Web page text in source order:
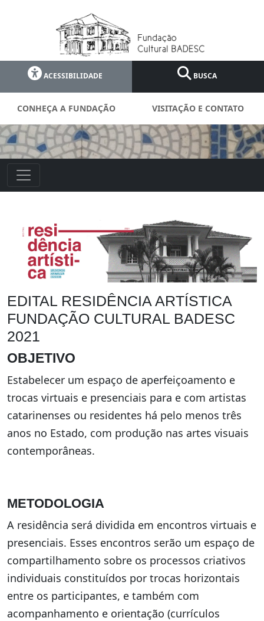
ACESSIBILIDADE BUSCA
CONHEÇA A FUNDAÇÃO VISITAÇÃO E CONTATO
EDITAL RESIDÊNCIA ARTÍSTICA
FUNDAÇÃO CULTURAL BADESC
2021
OBJETIVO
Estabelecer um espaço de aperfeiçoamento e
trocas virtuais e presenciais para e com artistas
catarinenses ou residentes há pelo menos três
anos no Estado, com produção nas artes visuais
contemporâneas.
METODOLOGIA
A residência será dividida em encontros virtuais e
presenciais. Esses encontros serão um espaço de
compartilhamento sobre os processos criativos
individuais constituídos por trocas horizontais
entre os participantes, e também com
acompanhamento e orientação (currículos